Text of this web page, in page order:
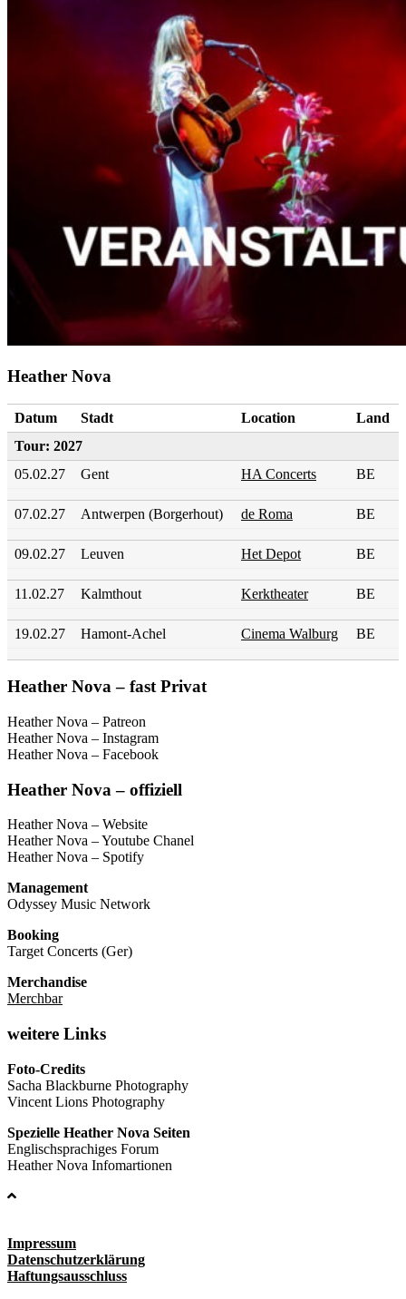
Heather Nova
Datum Stadt Location
Land
Tour: 2027
05.02.27
Gent HA Concerts BE
07.02.27 Antwerpen (Borgerhout) de Roma BE
09.02.27 Leuven Het Depot BE
11.02.27 Kalmthout Kerktheater BE
19.02.27 Hamont-Achel Cinema Walburg BE
Heather Nova – fast Privat
Heather Nova – Patreon
Heather Nova – Instagram
Heather Nova – Facebook
Heather Nova – offiziell
Heather Nova – Website
Heather Nova – Youtube Chanel
Heather Nova – Spotify
Management
Odyssey Music Network
Booking
Target Concerts (Ger)
Merchandise
Merchbar
weitere Links
Foto-Credits
Sacha Blackburne Photography
Vincent Lions Photography
Spezielle Heather Nova Seiten
Englischsprachiges Forum
Heather Nova Infomartionen
Impressum
Datenschutzerklärung
Haftungsausschluss